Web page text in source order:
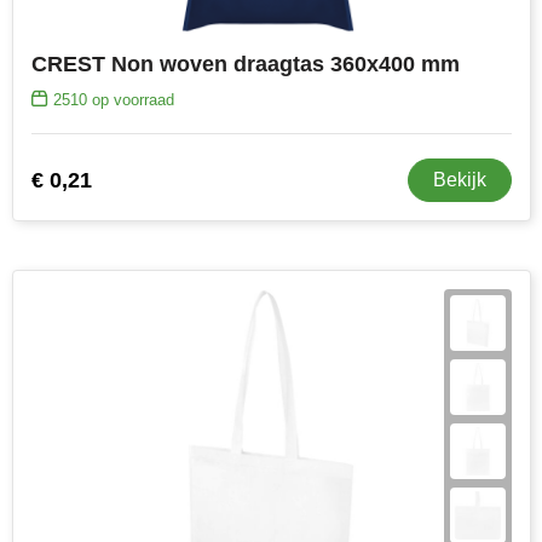
CREST Non woven draagtas 360x400 mm
2510op voorraad
€ 0,21 Bekijk